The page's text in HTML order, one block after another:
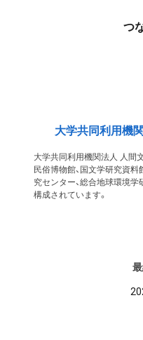
つ
大学共同利用機
大学共同利用機関法人 人間
民俗博物館、国文学研究資料
究センター、総合地球環境学
構成されています。